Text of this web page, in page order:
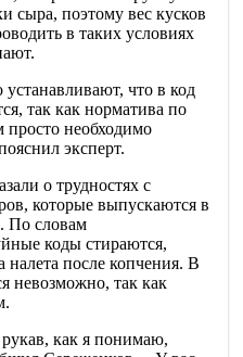
сыра, поэтому вес кусков
в таких условиях
что в код
так как норматива по
просто необходимо
эксперт.
о трудностях с
которые выпускаются в
По словам
коды стираются,
налета после копчения. В
невозможно, так как
как я понимаю,